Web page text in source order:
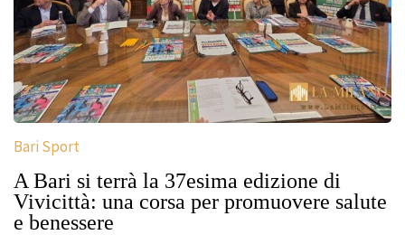
Bari Sport
A Bari si terrà la 37esima edizione di
Vivicittà: una corsa per promuovere salute
e benessere